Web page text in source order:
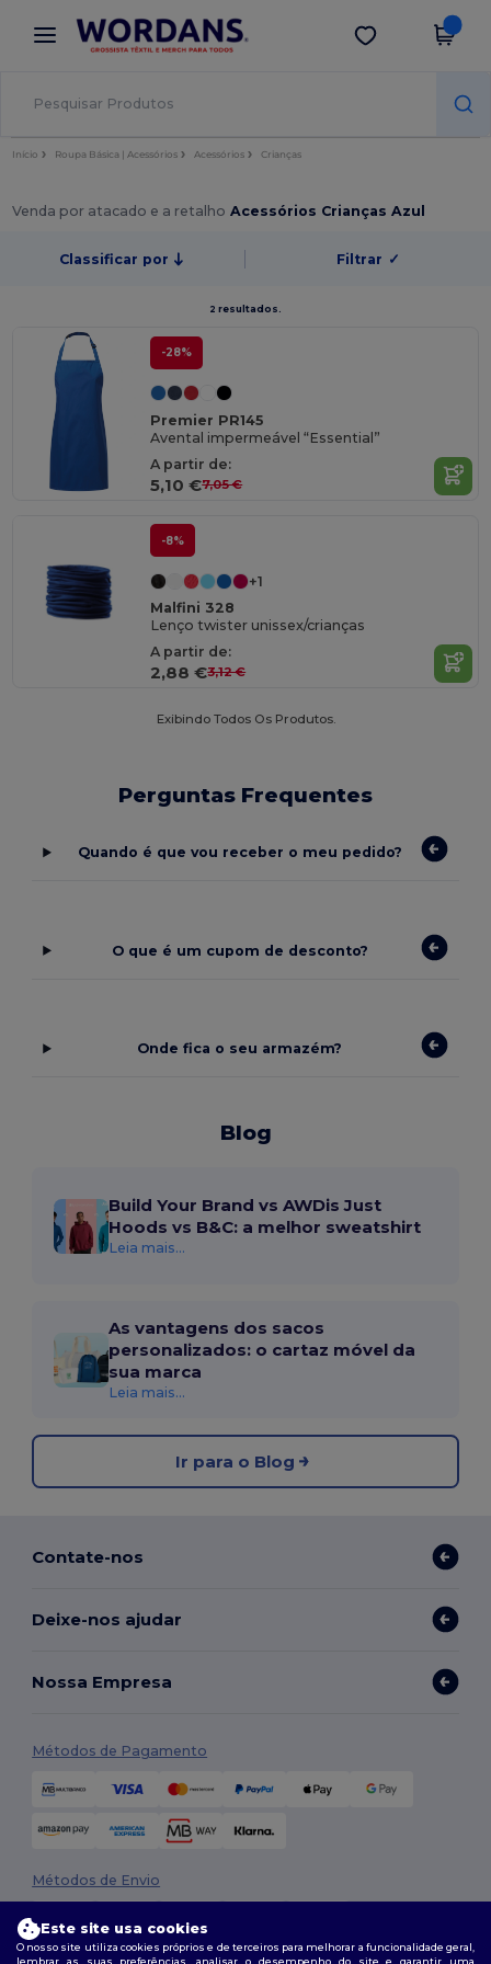
× App Wordans
Melhores preços na app!
Obter app
Início Roupa Básica | Acessórios Acessórios Crianças
Venda por atacado e a retalho Acessórios Crianças Azul
Classificar por Filtrar ✓
2 resultados.
-28%
Premier PR145
Avental impermeável “Essential”
A partir de:
5,10 €7,05 €
-8%
+1
Malfini 328
Lenço twister unissex/crianças
A partir de:
2,88 €3,12 €
Exibindo Todos Os Produtos.
Perguntas Frequentes
Quando é que vou receber o meu pedido?
O que é um cupom de desconto?
Onde fica o seu armazém?
Blog
Build Your Brand vs AWDis Just
Hoods vs B&C: a melhor sweatshirt
Leia mais...
As vantagens dos sacos
personalizados: o cartaz móvel da
sua marca
Leia mais...
Ir para o Blog
Contate-nos
Deixe-nos ajudar
Nossa Empresa
Métodos de Pagamento
Métodos de Envio
Este site usa cookies
O nosso site utiliza cookies próprios e de terceiros para melhorar a funcionalidade geral,
lembrar as suas preferências, analisar o desempenho do site e garantir uma